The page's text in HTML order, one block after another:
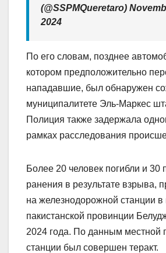
(@SSPMQueretaro)
2024
По его словам, позднее
котором предположительно
нападавшие, был обнаружен
муниципалитете Эль-Маркес
Полиция также задержала
рамках расследования
Более 20 человек погибли и 30
ранения в результате взрыва,
на железнодорожной станции в
пакистанской провинции
2024 года. По данным местной
станции был совершен теракт.